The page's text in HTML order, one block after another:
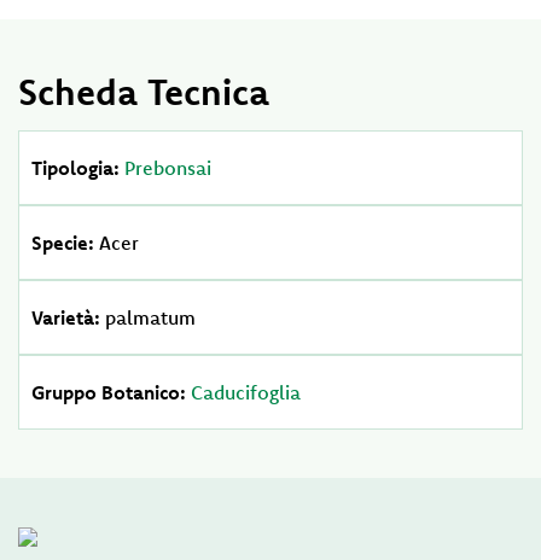
Scheda Tecnica
Tipologia: Prebonsai
Specie: Acer
Varietà: palmatum
Gruppo Botanico: Caducifoglia